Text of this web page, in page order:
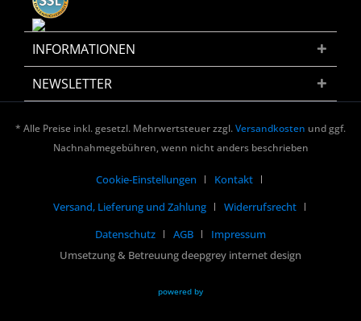
INFORMATIONEN
NEWSLETTER
* Alle Preise inkl. gesetzl. Mehrwertsteuer zzgl.Versandkosten und ggf.
Nachnahmegebühren, wenn nicht anders beschrieben
Cookie-Einstellungen
Kontakt
Versand, Lieferung und Zahlung
Widerrufsrecht
Datenschutz
AGB
Impressum
Umsetzung & Betreuung deepgrey internet design
powered by